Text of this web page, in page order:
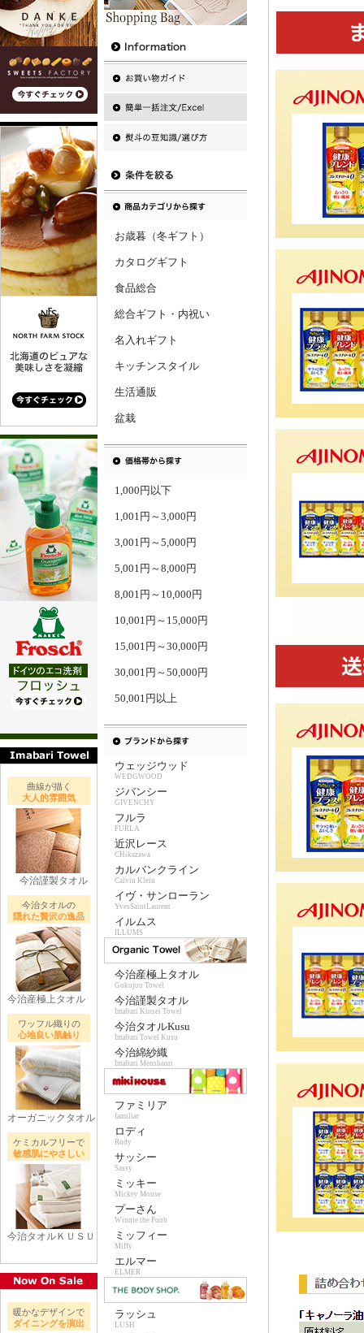
曲線が描く
大人的雰囲気
今治謹製タオル
今治タオルの
隠れた贅沢の逸品
今治産極上タオル
ワッフル織りの
心地良い肌触り
オーガニックタオル
ケミカルフリーで
敏感肌にやさしい
今治タオルＫＵＳＵ
暖かなデザインで
ダイニングを演出
お歳暮（冬ギフト）
カタログギフト
食品総合
総合ギフト・内祝い
名入れギフト
キッチンスタイル
生活通販
盆栽
1,000円以下
1,001円～3,000円
3,001円～5,000円
5,001円～8,000円
8,001円～10,000円
10,001円～15,000円
15,001円～30,000円
30,001円～50,000円
50,001円以上
ウェッジウッド
WEDGWOOD
ジバンシー
GIVENCHY
フルラ
FURLA
近沢レース
CHikazawa
カルバンクライン
Calvin Klein
イヴ・サンローラン
YvesSaintLaurent
イルムス
ILLUMS
今治産極上タオル
Gokujou Towel
今治謹製タオル
Imabari Kinsei Towel
今治タオルKusu
Imabari Towel Kusu
今治綿紗織
Imabari Menshaori
ファミリア
familiar
ロディ
Rody
サッシー
Sassy
ミッキー
Mickey Mouse
プーさん
Winnie the Pooh
ミッフィー
Miffy
エルマー
ELMER
ラッシュ
LUSH